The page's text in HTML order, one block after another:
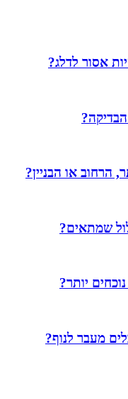
אסור לדלג?
הרחוב או הבניין?
שמתאים?
יותר?
מעבר לנוף?